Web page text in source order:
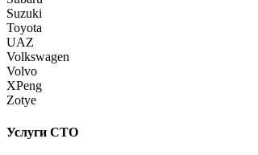
Suzuki
Toyota
UAZ
Volkswagen
Volvo
XPeng
Zotye
Услуги СТО